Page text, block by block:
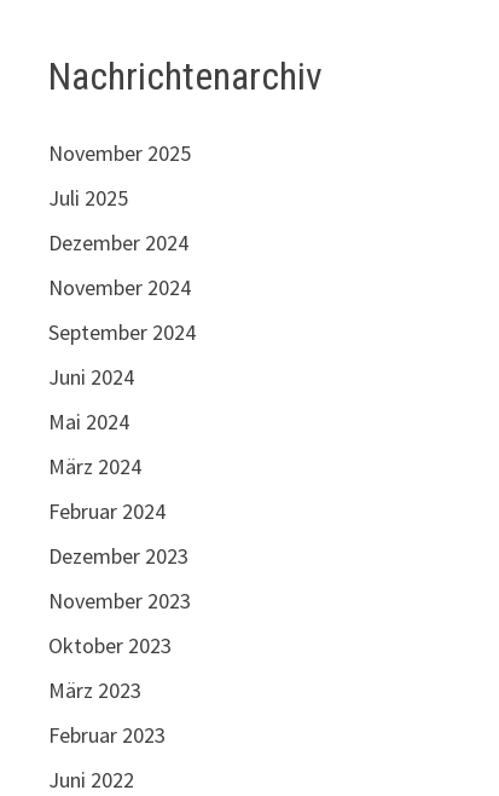
Nachrichtenarchiv
November 2025
Juli 2025
Dezember 2024
November 2024
September 2024
Juni 2024
Mai 2024
März 2024
Februar 2024
Dezember 2023
November 2023
Oktober 2023
März 2023
Februar 2023
Juni 2022